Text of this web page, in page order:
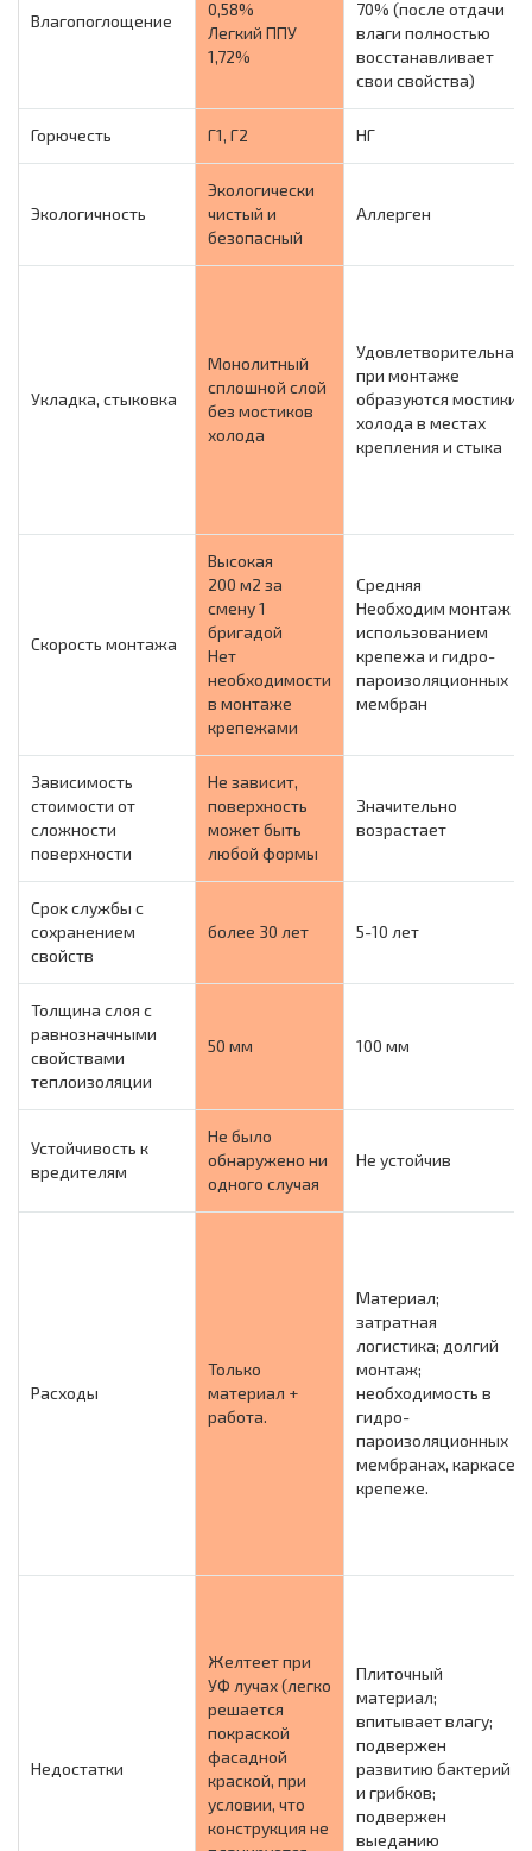
Влагопоглощение
0,58%
Легкий ППУ
1,72%
70% (после отдачи
влаги полностью
восстанавливает
свои свойства)
Горючесть Г1, Г2 НГ
Экологичность
Экологически
чистый и
безопасный
Аллерген
Укладка, стыковка
Монолитный
сплошной слой
без мостиков
холода
Удовлетворительная
при монтаже
образуются мостики
холода в местах
крепления и стыка
Скорость монтажа
Высокая
200 м2 за
смену 1
бригадой
Нет
необходимости
в монтаже
крепежами
Средняя
Необходим монтаж с
использованием
крепежа и гидро-
пароизоляционных
мембран
Зависимость
стоимости от
сложности
поверхности
Не зависит,
поверхность
может быть
любой формы
Значительно
возрастает
Срок службы с
сохранением
свойств
более 30 лет 5-10 лет
Толщина слоя с
равнозначными
свойствами
теплоизоляции
50 мм 100 мм
Устойчивость к
вредителям
Не было
обнаружено ни
одного случая
Не устойчив
Расходы
Только
материал +
работа.
Материал;
затратная
логистика; долгий
монтаж;
необходимость в
гидро-
пароизоляционных
мембранах, каркасе,
крепеже.
Недостатки
Желтеет при
УФ лучах (легко
решается
покраской
фасадной
краской, при
условии, что
конструкция не
Плиточный
материал;
впитывает влагу;
подвержен
развитию бактерий
и грибков;
подвержен
выеданию